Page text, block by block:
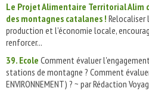
Le Projet Alimentaire Territorial Alim
des montagnes catalanes !
production et l’économie locale,
renforcer...
39. Ecole Comment évaluer
stations de montagne ? Comment évaluer
ENVIRONNEMENT) ? ~ par Rédaction